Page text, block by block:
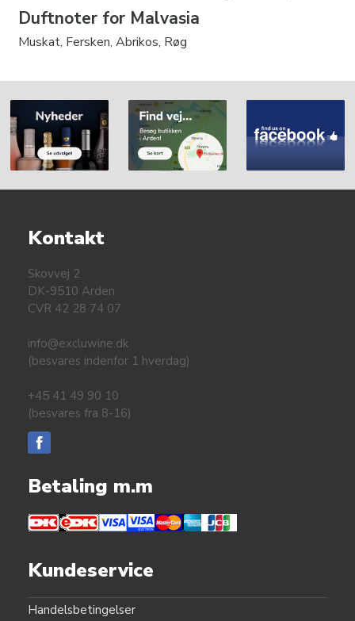
Duftnoter for Malvasia
Muskat, Fersken, Abrikos, Røg
Kontakt
Skovvej 2
DK-9510 Arden
CVR 42 28 74 07
info@excluwine.dk
(besvares indenfor 1 hverdag)
+45 41 49 90 10
(besvares fra 8-16)
Betaling m.m
Kundeservice
Handelsbetingelser